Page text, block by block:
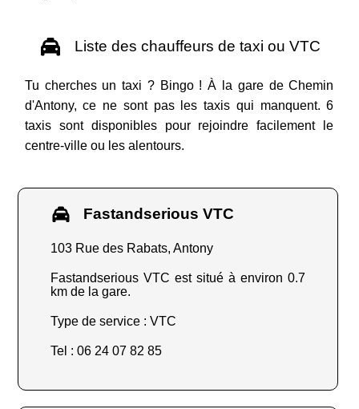
Liste des chauffeurs de taxi ou VTC
Tu cherches un taxi ? Bingo ! À la gare de Chemin
d'Antony, ce ne sont pas les taxis qui manquent. 6
taxis sont disponibles pour rejoindre facilement le
centre-ville ou les alentours.
Fastandserious VTC
103 Rue des Rabats, Antony
Fastandserious VTC est situé à environ 0.7
km de la gare.
Type de service : VTC
Tel : 06 24 07 82 85